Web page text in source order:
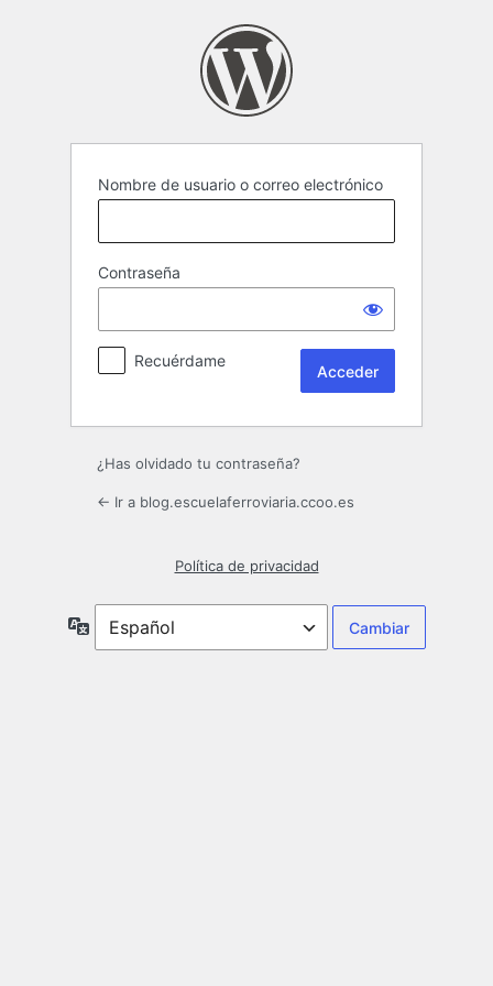
Nombre de usuario o correo electrónico
Contraseña
Recuérdame
¿Has olvidado tu contraseña?
← Ir a blog.escuelaferroviaria.ccoo.es
Política de privacidad
Idioma